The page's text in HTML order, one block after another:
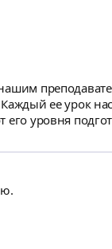
насыщен
уровня
моды. Эти
искренне верю,
к развитию!